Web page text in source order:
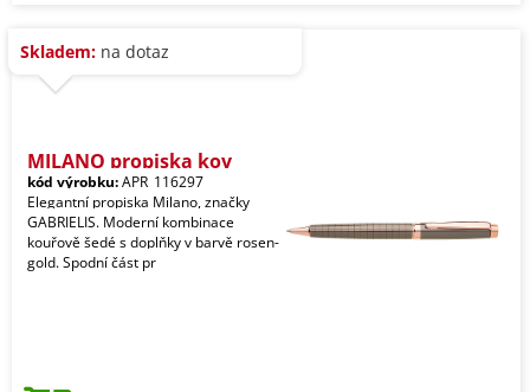
Skladem: na dotaz
MILANO propiska kov
kód výrobku:APR_116297
Elegantní propiska Milano, značky
GABRIELIS. Moderní kombinace
kouřově šedé s doplňky v barvě rosen-
gold. Spodní část pr